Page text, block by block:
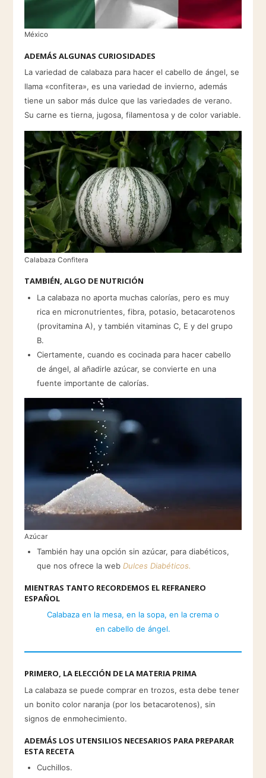
México
ADEMÁS ALGUNAS CURIOSIDADES
La variedad de calabaza para hacer el cabello de ángel, se
llama «confitera», es una variedad de invierno, además
tiene un sabor más dulce que las variedades de verano.
Su carne es tierna, jugosa, filamentosa y de color variable.
Calabaza Confitera
TAMBIÉN, ALGO DE NUTRICIÓN
La calabaza no aporta muchas calorías, pero es muy
rica en micronutrientes, fibra, potasio, betacarotenos
(provitamina A), y también vitaminas C, E y del grupo
B.
Ciertamente, cuando es cocinada para hacer cabello
de ángel, al añadirle azúcar, se convierte en una
fuente importante de calorías.
Azúcar
También hay una opción sin azúcar, para diabéticos,
que nos ofrece la web Dulces Diabéticos.
MIENTRAS TANTO RECORDEMOS EL REFRANERO
ESPAÑOL
Calabaza en la mesa, en la sopa, en la crema o
en cabello de ángel.
PRIMERO, LA ELECCIÓN DE LA MATERIA PRIMA
La calabaza se puede comprar en trozos, esta debe tener
un bonito color naranja (por los betacarotenos), sin
signos de enmohecimiento.
ADEMÁS LOS UTENSILIOS NECESARIOS PARA PREPARAR
ESTA RECETA
Cuchillos.